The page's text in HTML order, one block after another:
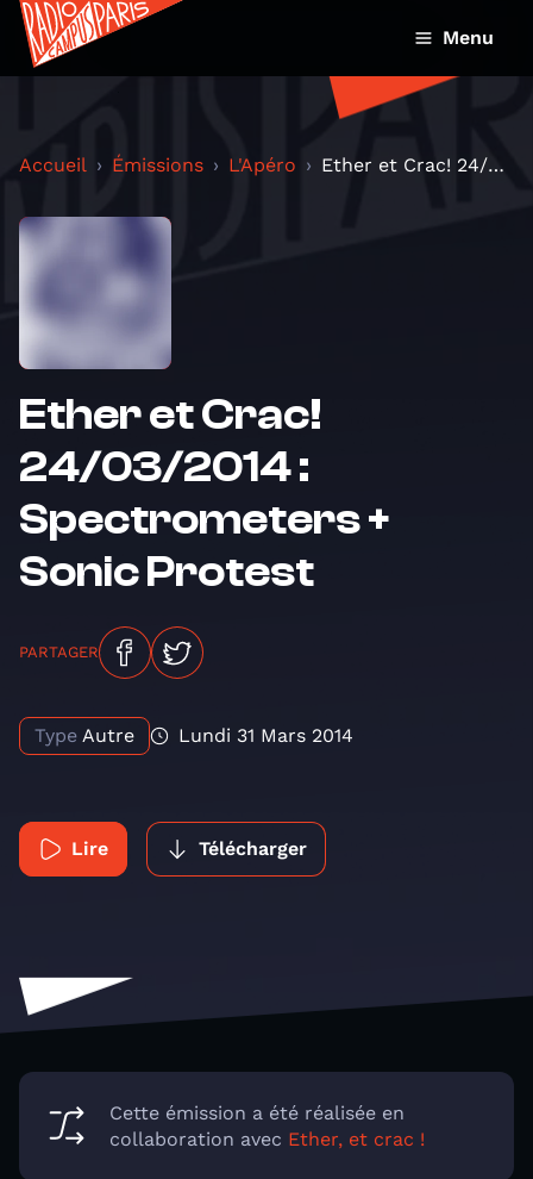
Menu
Accueil Émissions L'Apéro Ether et Crac! 24/03/2014 : Spectrometers + Sonic...
Ether et Crac!
24/03/2014 :
Spectrometers +
Sonic Protest
PARTAGER
Type Autre Lundi 31 Mars 2014
Lire Télécharger
Cette émission a été réalisée en
collaboration avec Ether, et crac !